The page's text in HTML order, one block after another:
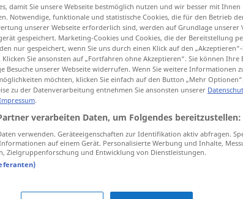
escachar
damit Sie unsere Webseite bestmöglich nutzen und wir besser mit Ihnen
Notwendige, funktionale und statistische Cookies, die für den Betrieb
unserer Webseite erforderlich sind, werden auf Grundlage unserer
gespeichert. Marketing-Cookies und Cookies, die der Bereitstellung
nur gespeichert, wenn Sie uns durch einen Klick auf den
Klicken Sie ansonsten auf „Fortfahren ohne Akzeptieren“. Sie können Ihre
Besuche unserer Webseite widerrufen. Wenn Sie weitere Informationen
möchten, klicken Sie einfach auf den Button „Mehr Optionen“.
zu der Datenverarbeitung entnehmen Sie ansonsten unserer
.
verarbeiten Daten, um Folgendes bereitzustellen:
verwenden. Geräteeigenschaften zur Identifikation aktiv abfragen.
auf einem Gerät. Personalisierte Werbung und Inhalte,
Zielgruppenforschung und Entwicklung von Dienstleistungen.